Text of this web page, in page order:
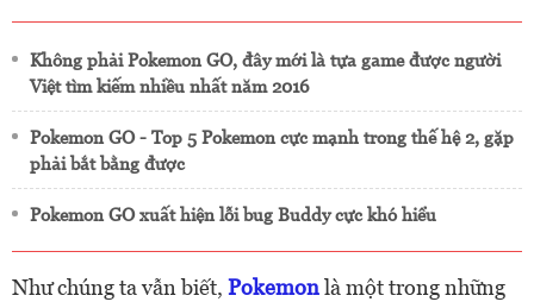
Không phải Pokemon GO, đây mới là tựa game được người
Việt tìm kiếm nhiều nhất năm 2016
Pokemon GO - Top 5 Pokemon cực mạnh trong thế hệ 2, gặp
phải bắt bằng được
Pokemon GO xuất hiện lỗi bug Buddy cực khó hiểu
Như chúng ta vẫn biết, Pokemonlà một trong những